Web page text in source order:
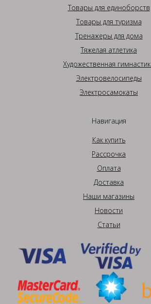
Товары для единоборств
Товары для туризма
Тренажеры для дома
Тяжелая атлетика
Художественная
Электровелосипеды
Электросамокаты
Навигация
Как купить
Рассрочка
Оплата
Доставка
Наши магазины
Новости
Статьи